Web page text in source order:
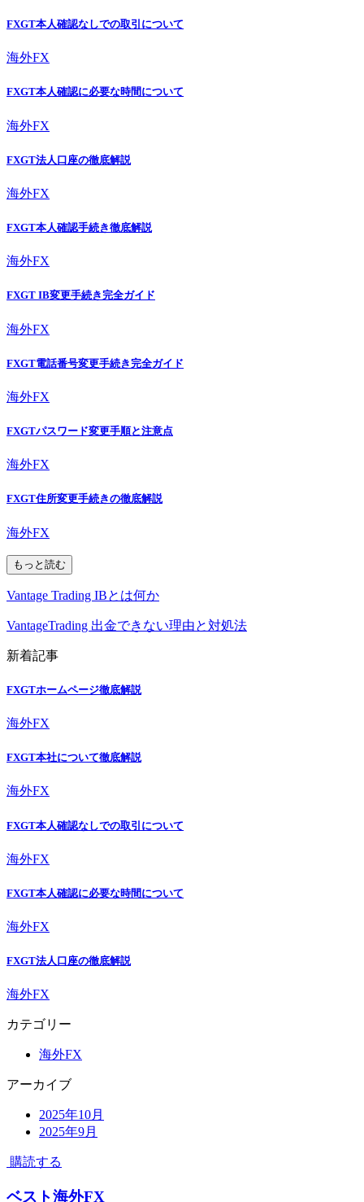
FXGT本人確認なしでの取引について
海外FX
FXGT本人確認に必要な時間について
海外FX
FXGT法人口座の徹底解説
海外FX
FXGT本人確認手続き徹底解説
海外FX
FXGT IB変更手続き完全ガイド
海外FX
FXGT電話番号変更手続き完全ガイド
海外FX
FXGTパスワード変更手順と注意点
海外FX
FXGT住所変更手続きの徹底解説
海外FX
もっと読む
Vantage Trading IBとは何か
VantageTrading 出金できない理由と対処法
新着記事
FXGTホームページ徹底解説
海外FX
FXGT本社について徹底解説
海外FX
FXGT本人確認なしでの取引について
海外FX
FXGT本人確認に必要な時間について
海外FX
FXGT法人口座の徹底解説
海外FX
カテゴリー
海外FX
アーカイブ
2025年10月
2025年9月
購読する
ベスト海外FX